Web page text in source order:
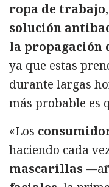
ropa de
solución
la propagación
ya que estas
durante largas
más probable es
«Los
haciendo cada
mascarillas